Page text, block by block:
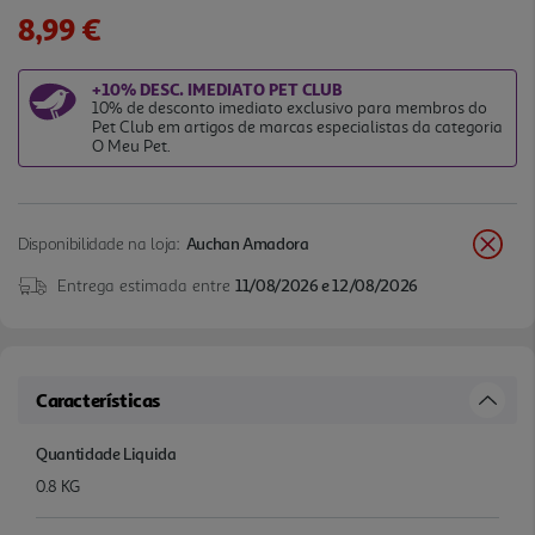
8,99 €
+10% DESC. IMEDIATO PET CLUB
10% de desconto imediato exclusivo para membros do
Pet Club em artigos de marcas especialistas da categoria
O Meu Pet.
Disponibilidade na loja: Auchan Amadora
Entrega estimada entre 11/08/2026 e 12/08/2026
Características
Quantidade Liquida
0.8 KG